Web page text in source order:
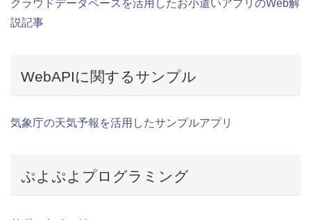
クラウドデータベースを活用したお小遣いアプリのWeb解
説記事
WebAPIに関するサンプル
気象庁の天気予報を活用したサンプルアプリ
ぷよぷよプログラミング